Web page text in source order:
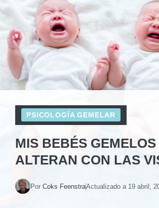
PSICOLOGÍA GEMELAR
MIS BEBÉS GEMELOS
ALTERAN CON LAS
Por Coks FeenstraActualizado a 19 abril,